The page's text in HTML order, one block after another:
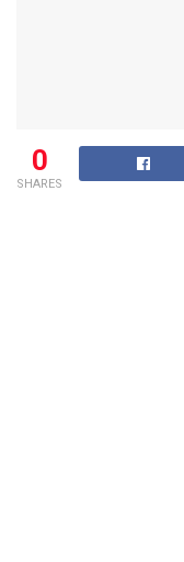
0
SHARES